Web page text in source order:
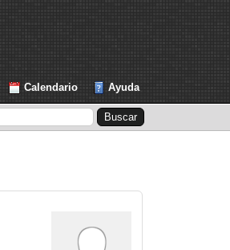
Calendario Ayuda